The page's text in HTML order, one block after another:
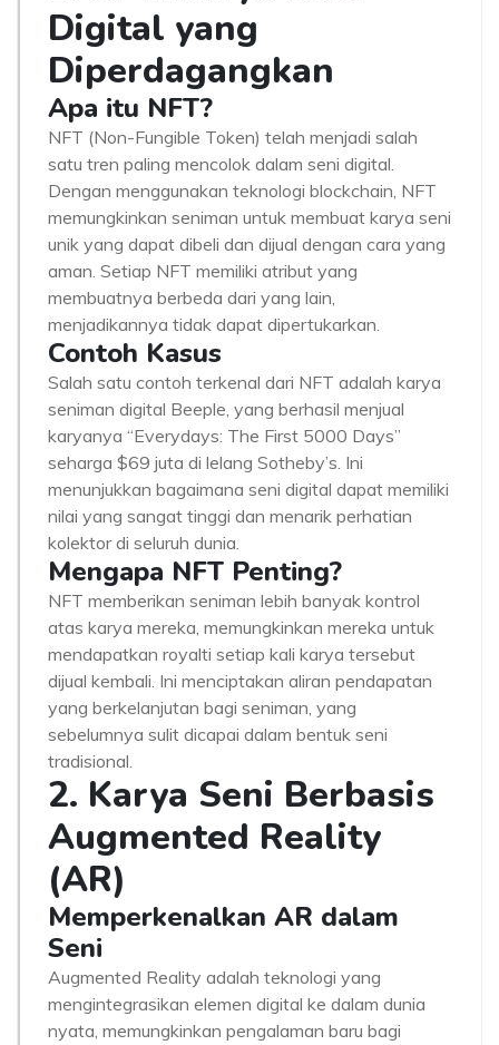
Digital yang
Diperdagangkan
Apa itu NFT?
NFT (Non-Fungible Token) telah menjadi salah
satu tren paling mencolok dalam seni digital.
Dengan menggunakan teknologi blockchain, NFT
memungkinkan seniman untuk membuat karya seni
unik yang dapat dibeli dan dijual dengan cara yang
aman. Setiap NFT memiliki atribut yang
membuatnya berbeda dari yang lain,
menjadikannya tidak dapat dipertukarkan.
Contoh Kasus
Salah satu contoh terkenal dari NFT adalah karya
seniman digital Beeple, yang berhasil menjual
karyanya “Everydays: The First 5000 Days”
seharga $69 juta di lelang Sotheby’s. Ini
menunjukkan bagaimana seni digital dapat memiliki
nilai yang sangat tinggi dan menarik perhatian
kolektor di seluruh dunia.
Mengapa NFT Penting?
NFT memberikan seniman lebih banyak kontrol
atas karya mereka, memungkinkan mereka untuk
mendapatkan royalti setiap kali karya tersebut
dijual kembali. Ini menciptakan aliran pendapatan
yang berkelanjutan bagi seniman, yang
sebelumnya sulit dicapai dalam bentuk seni
tradisional.
2. Karya Seni Berbasis
Augmented Reality
(AR)
Memperkenalkan AR dalam
Seni
Augmented Reality adalah teknologi yang
mengintegrasikan elemen digital ke dalam dunia
nyata, memungkinkan pengalaman baru bagi